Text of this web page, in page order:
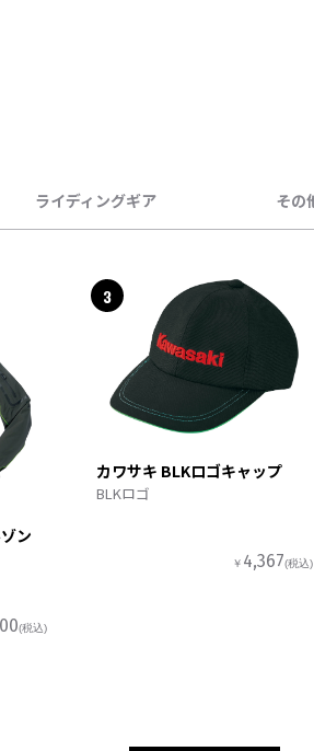
ライディングギア その
ン
(税込)
3
カワサキ BLKロゴキャップ
BLKロゴ
￥ 4,367(税込)